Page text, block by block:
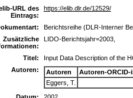
URL des
Eintrags:
https://elib.dlr.de/12529/
Berichtsreihe (DLR-Interner
Zusätzliche
LIDO-Berichtsjahr=2003,
Titel:
Input Data Description of the
Autoren:
Autoren
Autoren-ORCID-
Eggers, T.